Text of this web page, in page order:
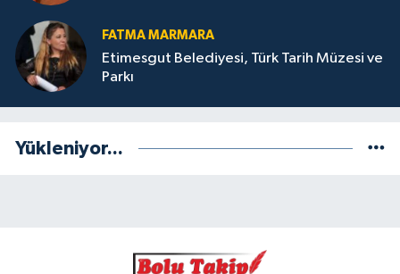
FATMA MARMARA
Etimesgut Belediyesi, Türk Tarih Müzesi ve
Parkı
Yükleniyor...